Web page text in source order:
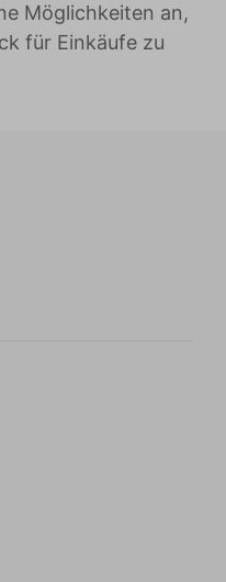
Möglichkeiten an,
für Einkäufe zu